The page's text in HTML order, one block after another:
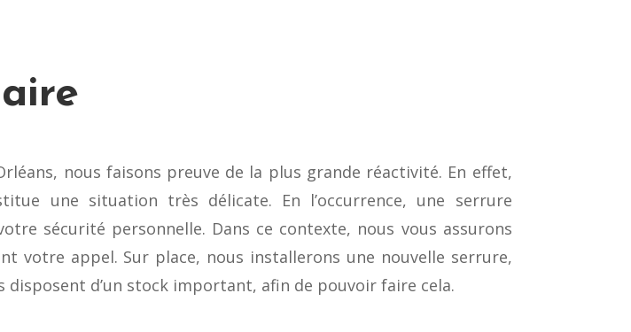
nous faisons preuve de la plus grande réactivité. En effet,
une situation très délicate. En l’occurrence, une serrure
sécurité personnelle. Dans ce contexte, nous vous assurons
votre appel. Sur place, nous installerons une nouvelle serrure,
d’un stock important, afin de pouvoir faire cela.